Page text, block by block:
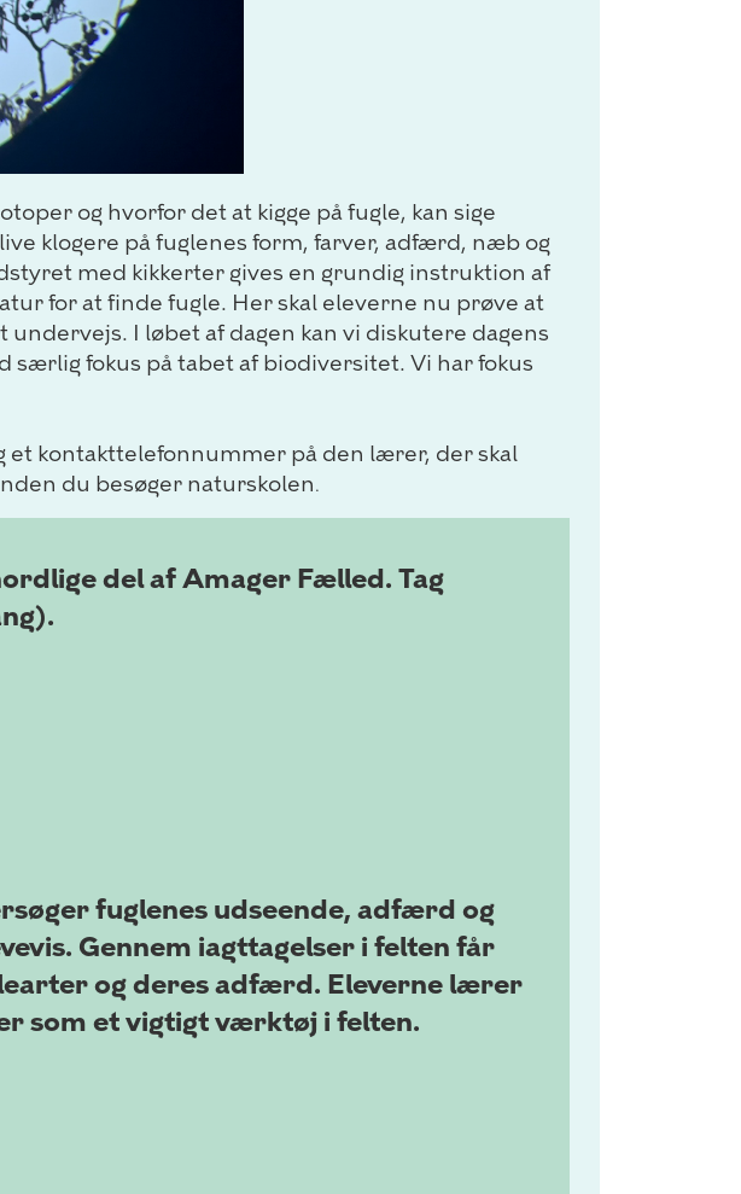
og hvorfor det at kigge på fugle, kan sige
klogere på fuglenes form, farver, adfærd, næb og
med kikkerter gives en grundig instruktion af
for at finde fugle. Her skal eleverne nu prøve at
I løbet af dagen kan vi diskutere dagens
særlig fokus på tabet af biodiversitet. Vi har fokus
et kontakttelefonnummer på den lærer, der skal
du besøger naturskolen.
del af Amager Fælled. Tag
fuglenes udseende, adfærd og
Gennem iagttagelser i felten får
og deres adfærd. Eleverne lærer
som et vigtigt værktøj i felten.